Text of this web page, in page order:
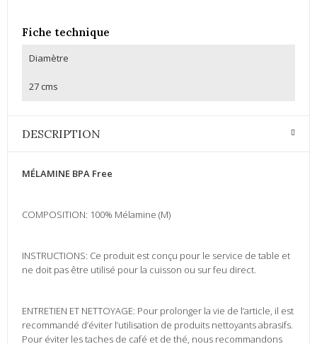
Fiche technique
Diamètre
27 cms
DESCRIPTION
MÉLAMINE BPA Free
COMPOSITION: 100% Mélamine (M)
INSTRUCTIONS: Ce produit est conçu pour le service de table et
ne doit pas être utilisé pour la cuisson ou sur feu direct.
ENTRETIEN ET NETTOYAGE: Pour prolonger la vie de l’article, il est
recommandé d’éviter l’utilisation de produits nettoyants abrasifs.
Pour éviter les taches de café et de thé, nous recommandons